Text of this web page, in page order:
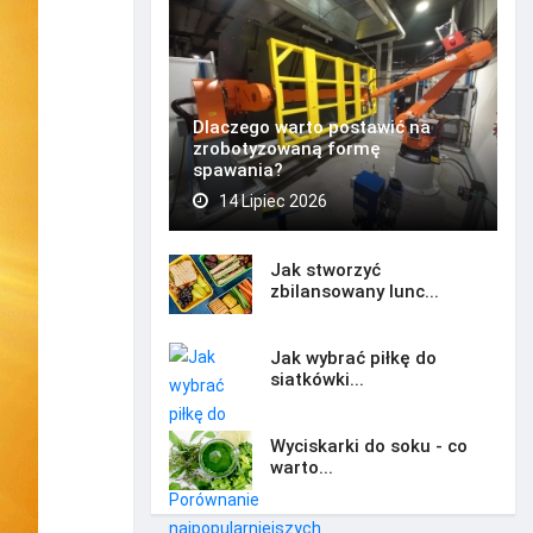
Dlaczego warto postawić na
zrobotyzowaną formę
spawania?
14 Lipiec 2026
Jak stworzyć
zbilansowany lunc...
Jak wybrać piłkę do
siatkówki...
Wyciskarki do soku - co
warto...